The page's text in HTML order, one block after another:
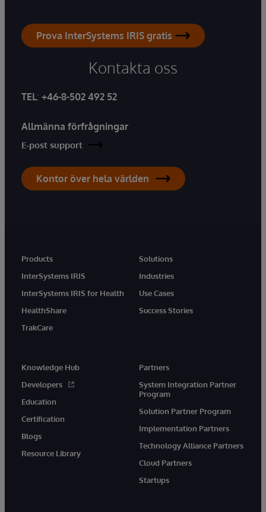
Prova InterSystems IRIS gratis
Kontakta oss
TEL: +46-8-502 492 52
Allmänna förfrågningar
E-post support
Kontor över hela världen
Products
InterSystems IRIS
InterSystems IRIS for Health
HealthShare
TrakCare
Solutions
Industries
Use Cases
Success Stories
Knowledge Hub
Developers
Education
Certification
Blogs
Resource Library
Partners
System Integration Partner
Program
Solution Partner Program
Implementation Partners
Technology Alliance Partners
Cloud Partners
Startups